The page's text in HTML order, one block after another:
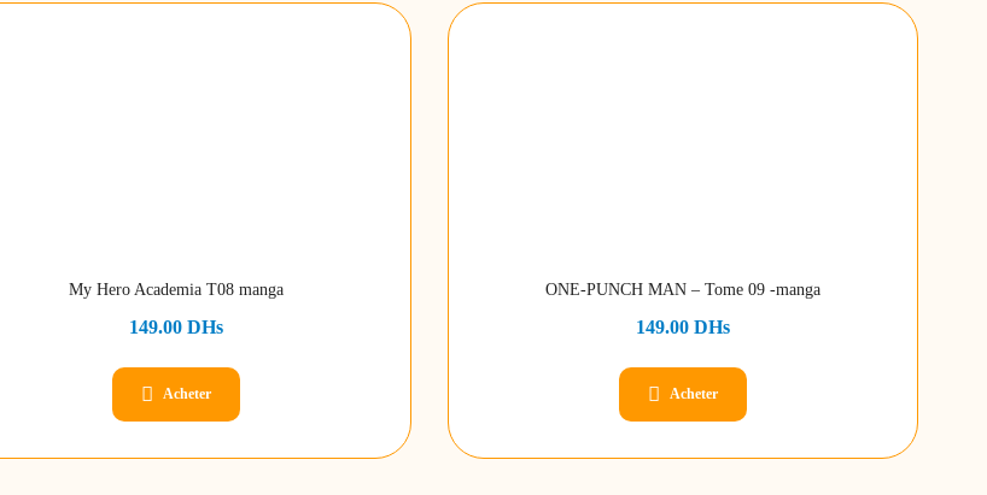
My Hero Academia T08 manga
149.00 DHs
Acheter
ONE-PUNCH MAN – Tome 09 -manga
149.00 DHs
Acheter